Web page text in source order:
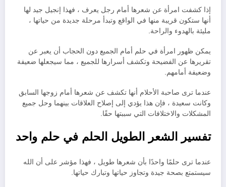
إذا كشفت امرأة عن شعرها أمام رجل يعرف ، فهذا إنجيل جيد لها
أنها ستكون قريبة منها في الواقع وتبدأ مرحلة جديدة من حياتها ،
مليئة بالهدوء والراحة.
يمكن ظهور امرأة في حلم أمام الجميع دون الحجاب أن يعبر عن
تقريرها عن الفضيحة وتكشف أسرارها للجميع ، مما سيجعلها ضعيفة
وضعيفة أمامهم.
عندما ترى صاحبة الأحلام أنها تكشف عن شعرها أمام زوجها السابق
وكانت سعيدة ، فإن هذا يؤدي إلى إصلاح العلاقات بينهما وحل جميع
المشكلات والاختلافات التي سببتها حقًا.
تفسير الشعر الطويل الحلم في حلم واحد
عندما ترى حلمًا واحدًا بأن شعرها طويل ، فهذا مؤشر على أن الله
سيستمتع بصحة جيدة وتجاوز حياتها وتبارك حياتها.